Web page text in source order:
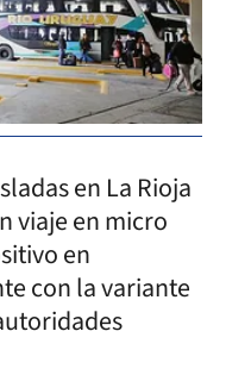
en La Rioja
viaje en micro
en
con la variante